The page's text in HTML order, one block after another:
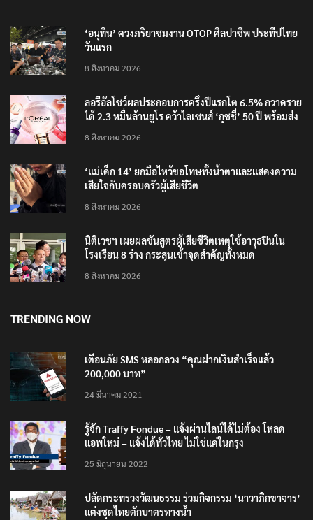
‘อนุทิน’ ควงภริยาชมงาน OTOP ศิลปาชีพ ประทีปไทย
8 สิงหาคม 2026
ลอรีอัลโชว์ผลประกอบการครึ่งปีแรกโต 6.5% กวาดราย
8 สิงหาคม 2026
‘แม่เด็ก 14’ ยกมือไหว้ขอโทษทั้งน้ำตาและแสดงความ
8 สิงหาคม 2026
นิติเวชฯ เผยผลชันสูตรผู้เสียชีวิตเหตุใช้อาวุธปืนใน
เตือนภัย SMS หลอกลวง “คุณฝากเงินสำเร็จแล้ว
24 มีนาคม 2021
รู้จัก Traffy Fondue – แจ้งผ่านไลน์ได้ไม่ต้อง โหลด
แอพใหม่ – แจ้งได้ทั่วไทย ไม่ใช่แค่ในกรุง
25 มิถุนายน 2022